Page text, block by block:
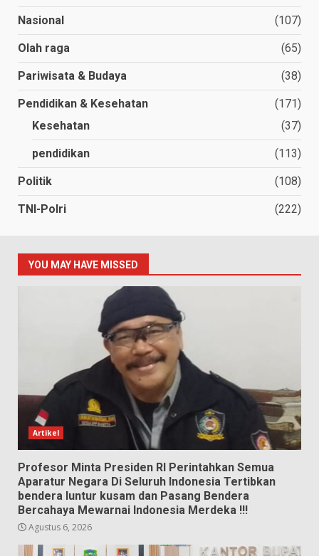
Nasional (107)
Olah raga (65)
Pariwisata & Budaya (38)
Pendidikan & Kesehatan
(171)
Kesehatan
(37)
pendidikan (113)
Politik (108)
TNI-Polri (222)
YOU MAY HAVE MISSED
Artikel
Profesor Minta Presiden RI Perintahkan Semua
Aparatur Negara Di Seluruh Indonesia Tertibkan
bendera luntur kusam dan Pasang Bendera
Bercahaya Mewarnai Indonesia Merdeka !!!
Agustus 6, 2026